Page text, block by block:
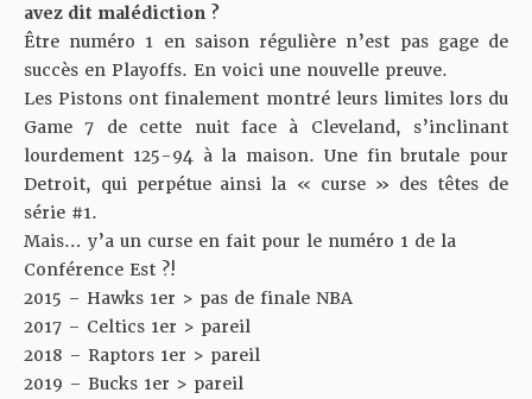
avez dit malédiction ?
Être numéro 1 en saison régulière n’est pas gage de
succès en Playoffs. En voici une nouvelle preuve.
Les Pistons ont finalement montré leurs limites lors du
Game 7 de cette nuit face à Cleveland, s’inclinant
lourdement 125-94 à la maison. Une fin brutale pour
Detroit, qui perpétue ainsi la « curse » des têtes de
série #1.
Mais… y’a un curse en fait pour le numéro 1 de la
Conférence Est ?!
2015 – Hawks 1er > pas de finale NBA
2017 – Celtics 1er > pareil
2018 – Raptors 1er > pareil
2019 – Bucks 1er > pareil